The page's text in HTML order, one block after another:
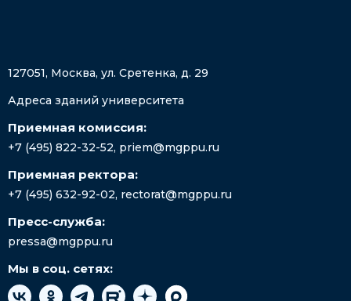
127051, Москва, ул. Сретенка, д. 29
Адреса зданий университета
Приемная комиссия:
+7 (495) 822-32-52, priem@mgppu.ru
Приемная ректора:
+7 (495) 632-92-02, rectorat@mgppu.ru
Пресс-служба:
pressa@mgppu.ru
Мы в соц. сетях: